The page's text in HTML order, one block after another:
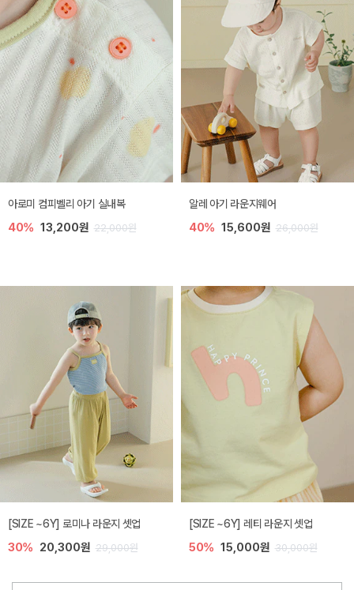
아로미 컴피벨리 아기 실내복
40% 13,200원 22,000원
알레 아기 라운지웨어
40% 15,600원 26,000원
[SIZE ~6Y] 로미나 라운지 셋업
30% 20,300원 29,000원
[SIZE ~6Y] 레티 라운지 셋업
50% 15,000원 30,000원